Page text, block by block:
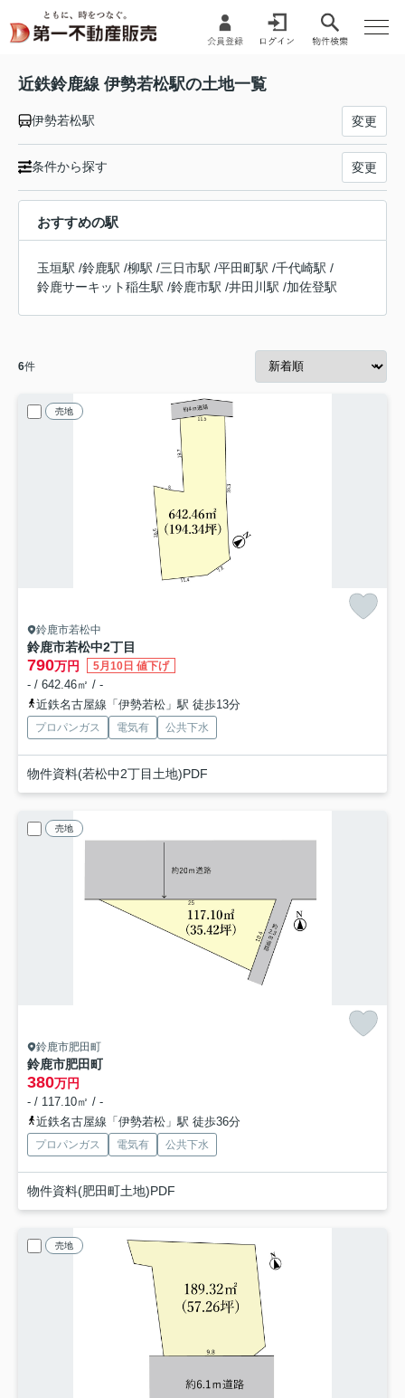
近鉄鈴鹿線 伊勢若松駅の土地一覧
伊勢若松駅 変更
条件から探す 変更
おすすめの駅
玉垣駅 /鈴鹿駅 /柳駅 /三日市駅 /平田町駅 /千代崎駅 /
鈴鹿サーキット稲生駅 /鈴鹿市駅 /井田川駅 /加佐登駅
6件
売地
鈴鹿市若松中
鈴鹿市若松中2丁目
790万円 5月10日 値下げ
- / 642.46㎡ / -
近鉄名古屋線「伊勢若松」駅 徒歩13分
プロパンガス 電気有 公共下水
物件資料(若松中2丁目土地)PDF
売地
鈴鹿市肥田町
鈴鹿市肥田町
380万円
- / 117.10㎡ / -
近鉄名古屋線「伊勢若松」駅 徒歩36分
プロパンガス 電気有 公共下水
物件資料(肥田町土地)PDF
売地